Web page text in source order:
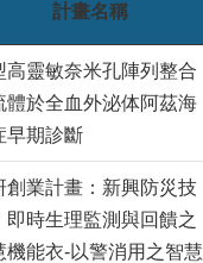
計畫名稱
高靈敏奈米孔陣列整合
體於全血外泌体阿茲海
早期診斷
創業計畫：新興防災技
即時生理監測與回饋之
機能衣-以警消用之智慧